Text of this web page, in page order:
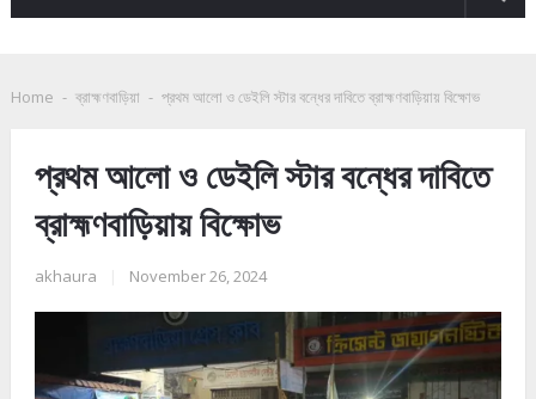
Home - ব্রাহ্মণবাড়িয়া - প্রথম আলো ও ডেইলি স্টার বন্ধের দাবিতে ব্রাহ্মণবাড়িয়ায় বিক্ষোভ
প্রথম আলো ও ডেইলি স্টার বন্ধের দাবিতে
ব্রাহ্মণবাড়িয়ায় বিক্ষোভ
akhaura November 26, 2024